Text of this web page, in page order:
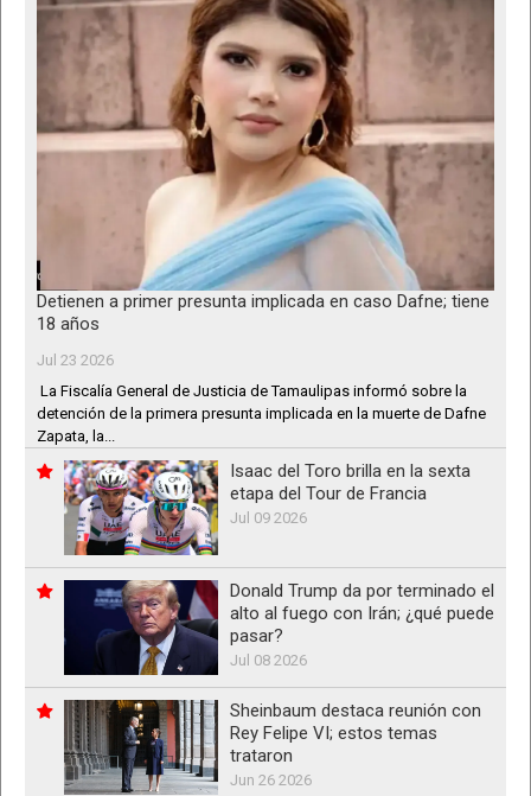
Detienen a primer presunta implicada en caso Dafne; tiene
18 años
Jul 23 2026
La Fiscalía General de Justicia de Tamaulipas informó sobre la
detención de la primera presunta implicada en la muerte de Dafne
Zapata, la...
Isaac del Toro brilla en la sexta
etapa del Tour de Francia
Jul 09 2026
Donald Trump da por terminado el
alto al fuego con Irán; ¿qué puede
pasar?
Jul 08 2026
Sheinbaum destaca reunión con
Rey Felipe VI; estos temas
trataron
Jun 26 2026